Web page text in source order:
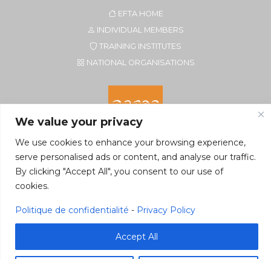
We value your privacy
We use cookies to enhance your browsing experience,
serve personalised ads or content, and analyse our traffic.
By clicking "Accept All", you consent to our use of
cookies.
Politique de confidentialité - Privacy Policy
Accept All
EFTA HOME
INDIVIDUAL MEMBERS
TRAINING INSTITUTES
NATIONAL ORGANISATIONS
5590 Ciney, Belgium
Tel. +32 496 22 22 96